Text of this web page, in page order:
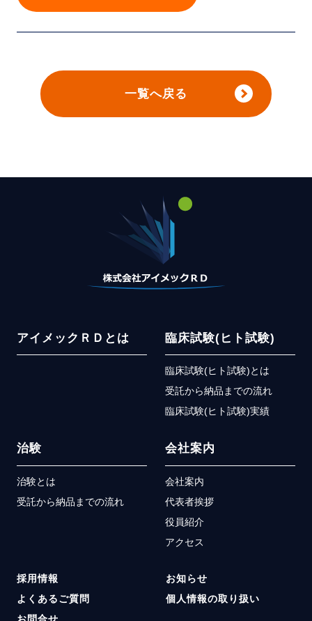
一覧へ戻る
アイメックＲＤとは 臨床試験(ヒト試験)
臨床試験(ヒト試験)とは
受託から納品までの流れ
臨床試験(ヒト試験)実績
治験
治験とは
受託から納品までの流れ
会社案内
会社案内
代表者挨拶
役員紹介
アクセス
採用情報
よくあるご質問
お知らせ
個人情報の取り扱い